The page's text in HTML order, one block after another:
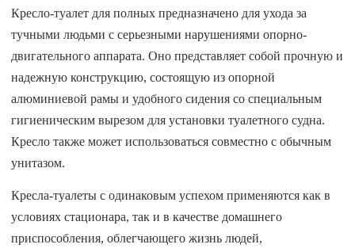
Кресло-туалет для полных предназначено для ухода за
тучными людьми с серьезными нарушениями опорно-
двигательного аппарата. Оно представляет собой прочную и
надежную конструкцию, состоящую из опорной
алюминиевой рамы и удобного сидения со специальным
гигиеническим вырезом для установки туалетного судна.
Кресло также может использоваться совместно с обычным
унитазом.
Кресла-туалеты с одинаковым успехом применяются как в
условиях стационара, так и в качестве домашнего
приспособления, облегчающего жизнь людей,